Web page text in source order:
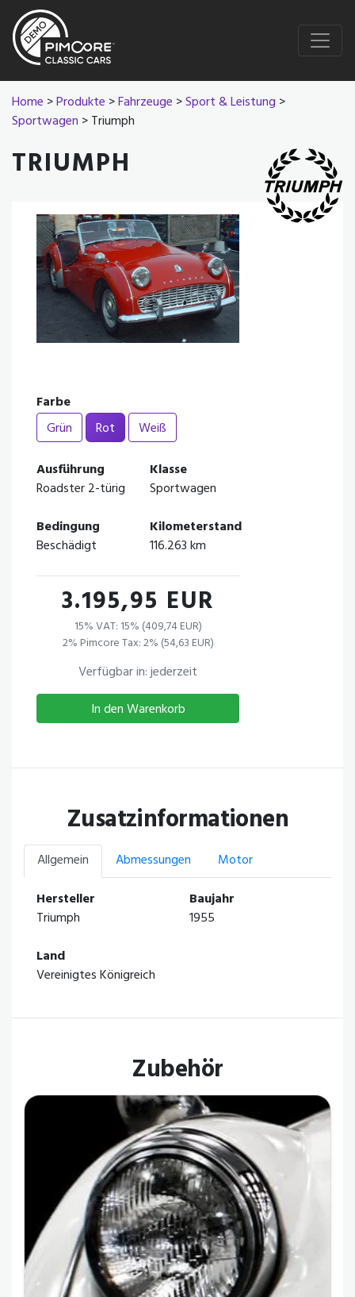
Home >Produkte >Fahrzeuge >Sport & Leistung >
Sportwagen > Triumph
TRIUMPH
Farbe
Grün
Rot
Weiß
Ausführung
Roadster 2-türig
Klasse
Sportwagen
Bedingung
Beschädigt
Kilometerstand
116.263 km
3.195,95 EUR
15% VAT: 15% (409,74 EUR)
2% Pimcore Tax: 2% (54,63 EUR)
Verfügbar in: jederzeit
In den Warenkorb
Zusatzinformationen
Allgemein Abmessungen
Motor
Hersteller
Triumph
Baujahr
1955
Land
Vereinigtes Königreich
Zubehör